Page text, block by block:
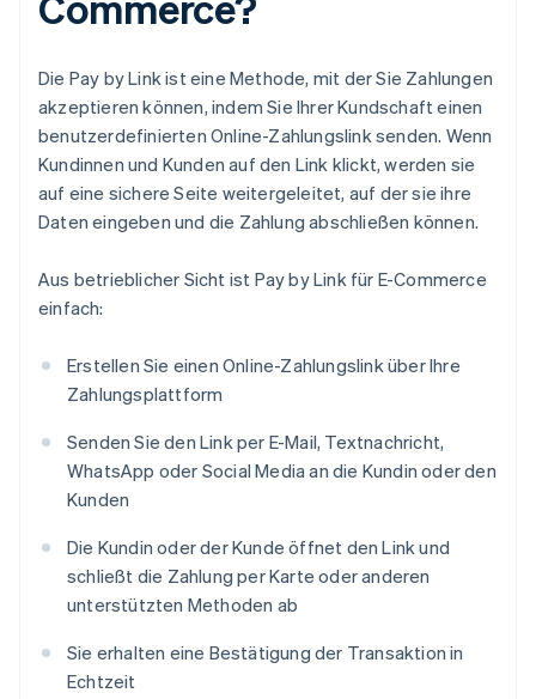
Die Pay by Link ist eine Methode, mit der Sie Zahlungen
akzeptieren können, indem Sie Ihrer Kundschaft einen
benutzerdefinierten Online-Zahlungslink senden. Wenn
Kundinnen und Kunden auf den Link klickt, werden sie
auf eine sichere Seite weitergeleitet, auf der sie ihre
Daten eingeben und die Zahlung abschließen können.
Aus betrieblicher Sicht ist Pay by Link für E-Commerce
einfach:
Erstellen Sie einen Online-Zahlungslink über Ihre
Zahlungsplattform
Senden Sie den Link per E-Mail, Textnachricht,
WhatsApp oder Social Media an die Kundin oder den
Kunden
Die Kundin oder der Kunde öffnet den Link und
schließt die Zahlung per Karte oder anderen
unterstützten Methoden ab
Sie erhalten eine Bestätigung der Transaktion in
Echtzeit